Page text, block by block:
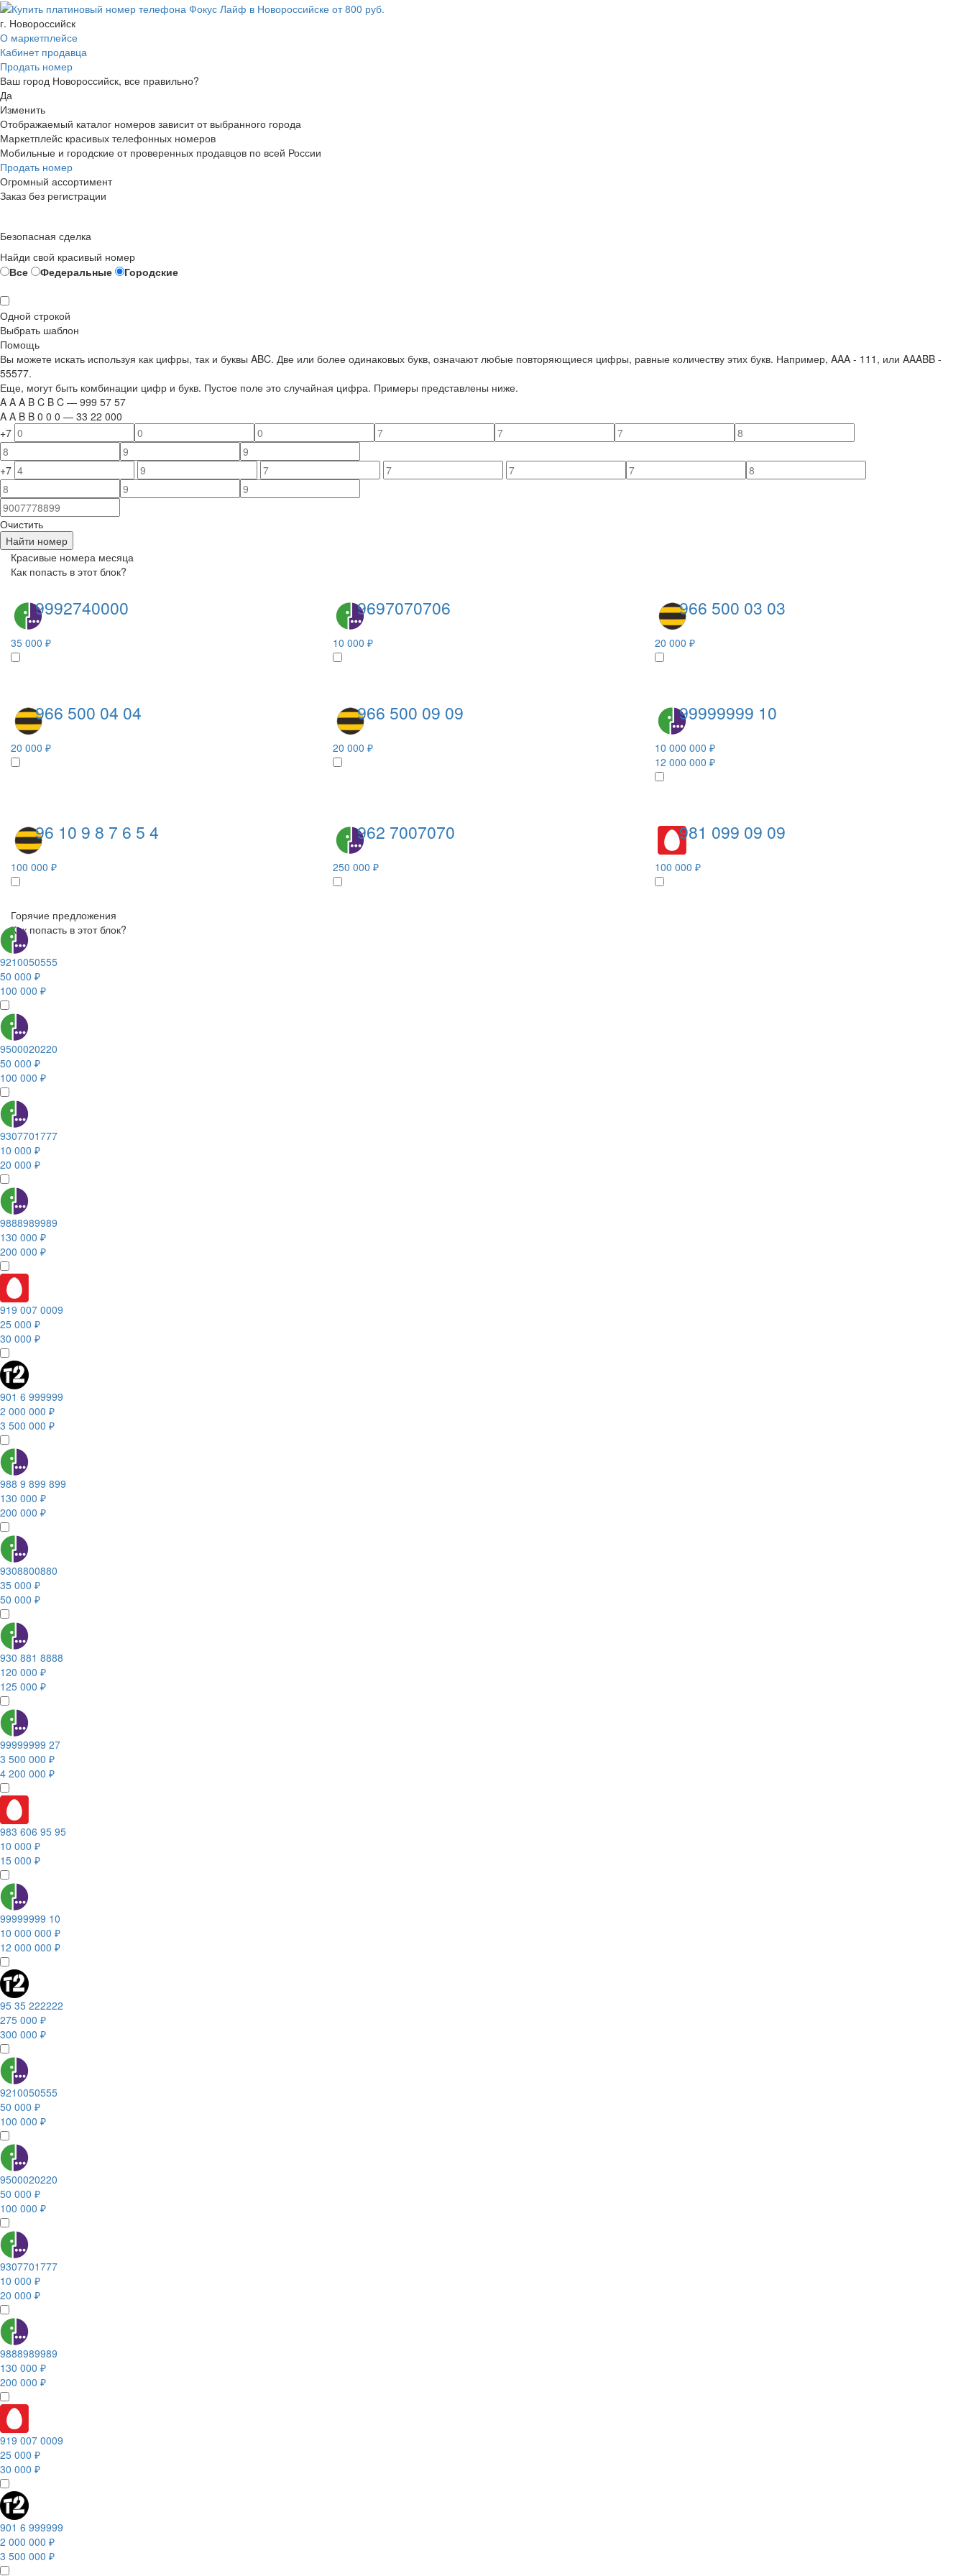
г. Новороссийск
О маркетплейсе
Кабинет продавца
Продать номер
Ваш город Новороссийск, все правильно?
Да
Изменить
Отображаемый каталог номеров зависит от выбранного города
Маркетплейс красивых телефонных номеров
Мобильные и городские от проверенных продавцов по всей России
Продать номер
Огромный ассортимент
Заказ без регистрации
Безопасная сделка
Найди свой красивый номер
Все
Федеральные Городские
Одной строкой
Выбрать шаблон
Помощь
Вы можете искать используя как цифры, так и буквы ABC. Две или более одинаковых букв, означают любые повторяющиеся цифры, равные количеству этих букв. Например, AAA - 111 , или AAABB -
55577.
Еще, могут быть комбинации цифр и букв. Пустое поле это случайная цифра. Примеры представлены ниже.
A A A B C B C — 999 57 57
A A B B 0 0 0 — 33 22 000
+7
+7
Очистить
Найти номер
Красивые номера месяца
Как попасть в этот блок?
9992740000
35 000 ₽
9697070706
10 000 ₽
966 500 03 03
20 000 ₽
966 500 04 04
20 000 ₽
966 500 09 09
20 000 ₽
99999999 10
10 000 000 ₽
12 000 000 ₽
96 10 9 8 7 6 5 4
100 000 ₽
962 7007070
250 000 ₽
981 099 09 09
100 000 ₽
Горячие предложения
Как попасть в этот блок?
9210050555
50 000 ₽
100 000 ₽
9500020220
50 000 ₽
100 000 ₽
9307701777
10 000 ₽
20 000 ₽
9888989989
130 000 ₽
200 000 ₽
919 007 0009
25 000 ₽
30 000 ₽
901 6 999999
2 000 000 ₽
3 500 000 ₽
988 9 899 899
130 000 ₽
200 000 ₽
9308800880
35 000 ₽
50 000 ₽
930 881 8888
120 000 ₽
125 000 ₽
99999999 27
3 500 000 ₽
4 200 000 ₽
983 606 95 95
10 000 ₽
15 000 ₽
99999999 10
10 000 000 ₽
12 000 000 ₽
95 35 222222
275 000 ₽
300 000 ₽
9210050555
50 000 ₽
100 000 ₽
9500020220
50 000 ₽
100 000 ₽
9307701777
10 000 ₽
20 000 ₽
9888989989
130 000 ₽
200 000 ₽
919 007 0009
25 000 ₽
30 000 ₽
901 6 999999
2 000 000 ₽
3 500 000 ₽